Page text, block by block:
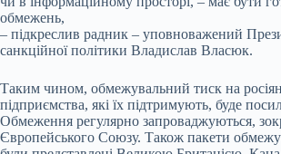
обмежень,
– підкреслив радник – уповноважений
санкційної політики Владислав Власюк.
Таким чином, обмежувальний тиск на росіян
підприємства, які їх підтримують, буде
Обмеження регулярно запроваджуються,
Європейського Союзу. Також пакети